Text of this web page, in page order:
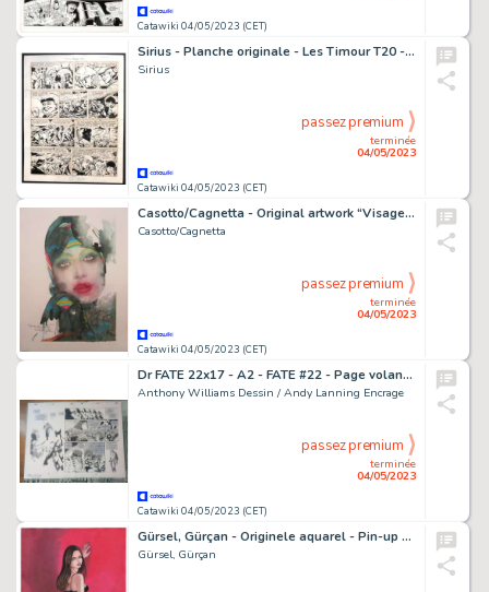
Catawiki 04/05/2023 (CET)
Sirius - Planche originale - Les Timour T20 - L'Oiseau flamboyant - (1966)
Sirius
Catawiki 04/05/2023 (CET)
terminée
04/05/2023
passez premium
Casotto/Cagnetta - Original artwork “Visage de femme”
Casotto/Cagnetta
Catawiki 04/05/2023 (CET)
terminée
04/05/2023
passez premium
Dr FATE 22x17 - A2 - FATE #22 - Page volante - Exemplaire unique - (1996)
Anthony Williams Dessin / Andy Lanning Encrage
Catawiki 04/05/2023 (CET)
terminée
04/05/2023
passez premium
Gürsel, Gürçan - Originele aquarel - Pin-up - (2016)
Gürsel, Gürçan